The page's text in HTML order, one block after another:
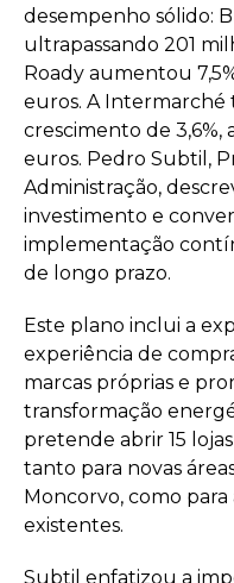
desempenho sólido:
ultrapassando 201
Roady aumentou
euros. A Intermarché
crescimento de 3,6%,
euros. Pedro Subtil,
Administração,
investimento e
implementação
de longo prazo.
Este plano inclui a
experiência de
marcas próprias e
transformação
pretende abrir 15
tanto para novas
Moncorvo, como
existentes.
Subtil enfatizou a